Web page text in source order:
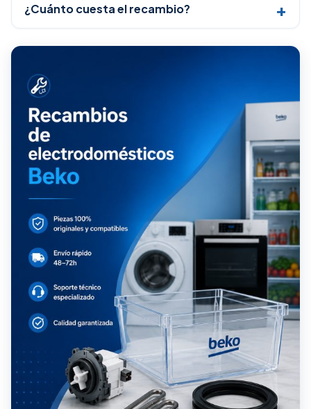
¿Cuánto cuesta el recambio?